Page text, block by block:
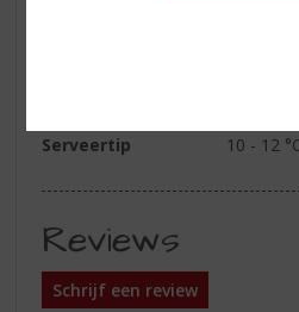
Serveertip
10 - 12
Reviews
Schrijf een review